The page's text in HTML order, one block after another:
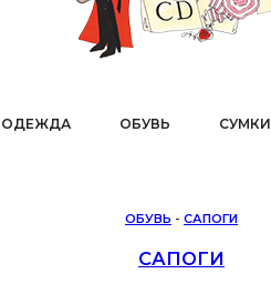
ОДЕЖДА ОБУВЬ СУМКИ
ОБУВЬ - САПОГИ
САПОГИ